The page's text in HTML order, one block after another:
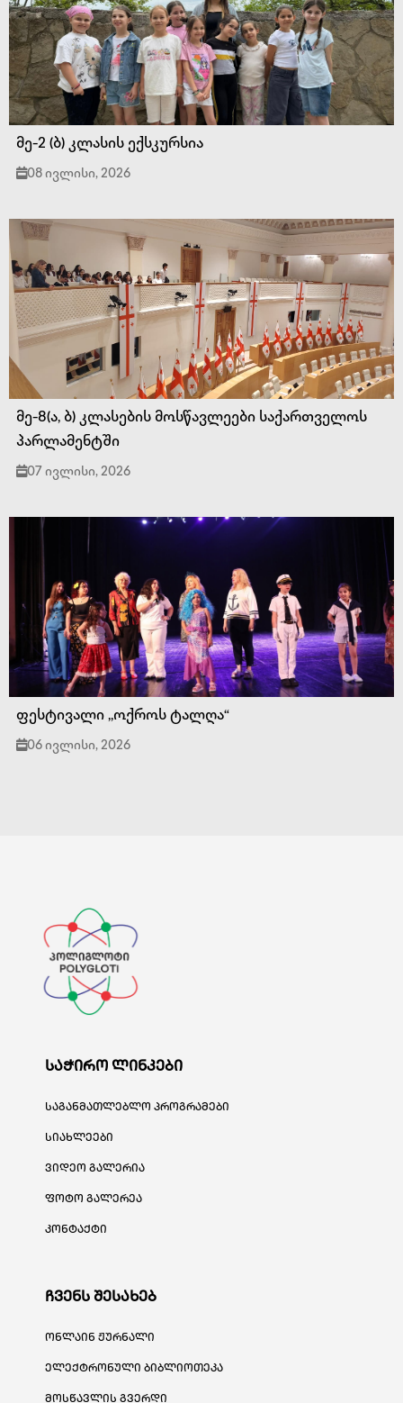
მე-2 (ბ) კლასის ექსკურსია
08 ივლისი, 2026
მე-8(ა, ბ) კლასების მოსწავლეები საქართველოს
პარლამენტში
07 ივლისი, 2026
ფესტივალი ,,ოქროს ტალღა“
06 ივლისი, 2026
საჭირო ლინკები
საგანმათლებლო პროგრამები
სიახლეები
ვიდეო გალერია
ფოტო გალერეა
კონტაქტი
ჩვენს შესახებ
ონლაინ ჟურნალი
ელექტრონული ბიბლიოთეკა
მოსწავლის გვერდი